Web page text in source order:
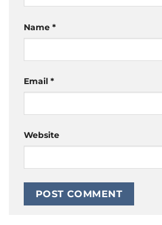
Name *
Email *
Website